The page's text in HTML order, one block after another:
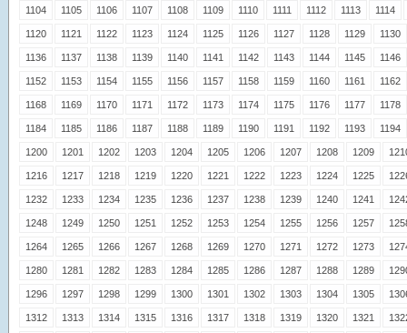
1104 1105 1106 1107 1108 1109 1110 1111 1112 1113 1114
1120 1121 1122 1123 1124 1125 1126 1127 1128 1129 1130
1136 1137 1138 1139 1140 1141 1142 1143 1144 1145 1146
1152 1153 1154 1155 1156 1157 1158 1159 1160 1161 1162
1168 1169 1170 1171 1172 1173 1174 1175 1176 1177 1178
1184 1185 1186 1187 1188 1189 1190 1191 1192 1193 1194
1200 1201 1202 1203 1204 1205 1206 1207 1208 1209
1216 1217 1218 1219 1220 1221 1222 1223 1224 1225
1232 1233 1234 1235 1236 1237 1238 1239 1240 1241
1248 1249 1250 1251 1252 1253 1254 1255 1256 1257
1264 1265 1266 1267 1268 1269 1270 1271 1272 1273
1280 1281 1282 1283 1284 1285 1286 1287 1288 1289
1296 1297 1298 1299 1300 1301 1302 1303 1304 1305
1312 1313 1314 1315 1316 1317 1318 1319 1320 1321